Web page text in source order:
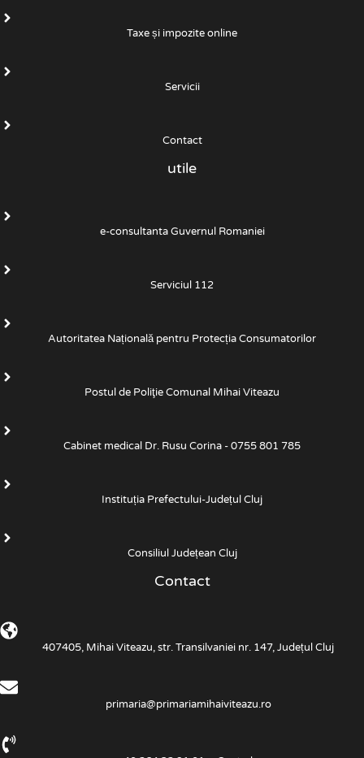
Taxe și impozite online
Servicii
Contact
utile
e-consultanta Guvernul Romaniei
Serviciul 112
Autoritatea Națională pentru Protecția Consumatorilor
Postul de Poliţie Comunal Mihai Viteazu
Cabinet medical Dr. Rusu Corina - 0755 801 785
Instituția Prefectului-Județul Cluj
Consiliul Județean Cluj
Contact
407405, Mihai Viteazu, str. Transilvaniei nr. 147, Județul Cluj
primaria@primariamihaiviteazu.ro